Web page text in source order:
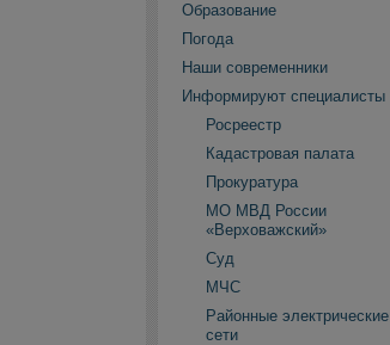
Образование
Погода
Наши современники
Информируют специалисты
Росреестр
Кадастровая палата
Прокуратура
МО МВД России
«Верховажский»
Суд
МЧС
Районные электрические
сети